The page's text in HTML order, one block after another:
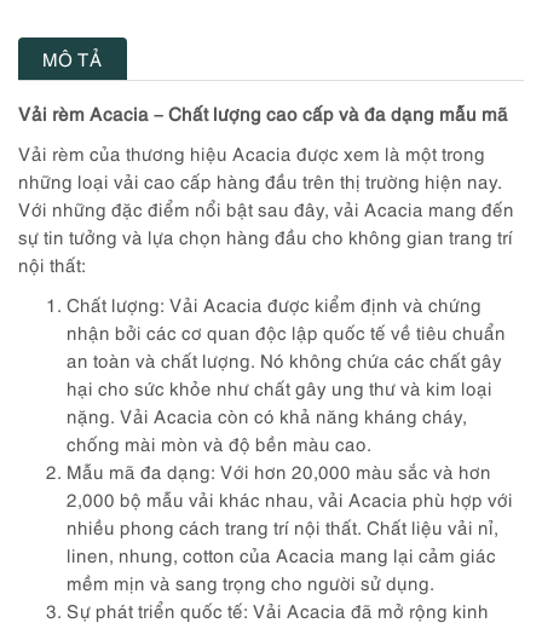
MÔ TẢ
Vải rèm Acacia – Chất lượng cao cấp và đa dạng mẫu mã
Vải rèm của thương hiệu Acacia được xem là một trong
những loại vải cao cấp hàng đầu trên thị trường hiện nay.
Với những đặc điểm nổi bật sau đây, vải Acacia mang đến
sự tin tưởng và lựa chọn hàng đầu cho không gian trang trí
nội thất:
Chất lượng: Vải Acacia được kiểm định và chứng
nhận bởi các cơ quan độc lập quốc tế về tiêu chuẩn
an toàn và chất lượng. Nó không chứa các chất gây
hại cho sức khỏe như chất gây ung thư và kim loại
nặng. Vải Acacia còn có khả năng kháng cháy,
chống mài mòn và độ bền màu cao.
Mẫu mã đa dạng: Với hơn 20,000 màu sắc và hơn
2,000 bộ mẫu vải khác nhau, vải Acacia phù hợp với
nhiều phong cách trang trí nội thất. Chất liệu vải nỉ,
linen, nhung, cotton của Acacia mang lại cảm giác
mềm mịn và sang trọng cho người sử dụng.
Sự phát triển quốc tế: Vải Acacia đã mở rộng kinh